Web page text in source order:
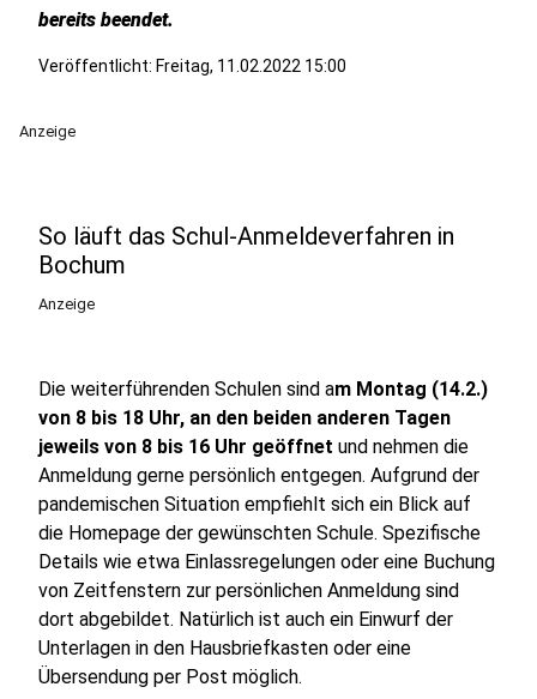
bereits beendet.
Veröffentlicht: Freitag, 11.02.2022 15:00
Anzeige
So läuft das Schul-Anmeldeverfahren in
Bochum
Anzeige
Die weiterführenden Schulen sind am Montag (14.2.)
von 8 bis 18 Uhr, an den beiden anderen Tagen
jeweils von 8 bis 16 Uhr geöffnet und nehmen die
Anmeldung gerne persönlich entgegen. Aufgrund der
pandemischen Situation empfiehlt sich ein Blick auf
die Homepage der gewünschten Schule. Spezifische
Details wie etwa Einlassregelungen oder eine Buchung
von Zeitfenstern zur persönlichen Anmeldung sind
dort abgebildet. Natürlich ist auch ein Einwurf der
Unterlagen in den Hausbriefkasten oder eine
Übersendung per Post möglich.